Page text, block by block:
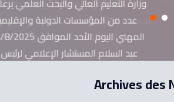
عدد من المؤسسات الدولية
عبد السلام المستشار الإعلامي
Archives des